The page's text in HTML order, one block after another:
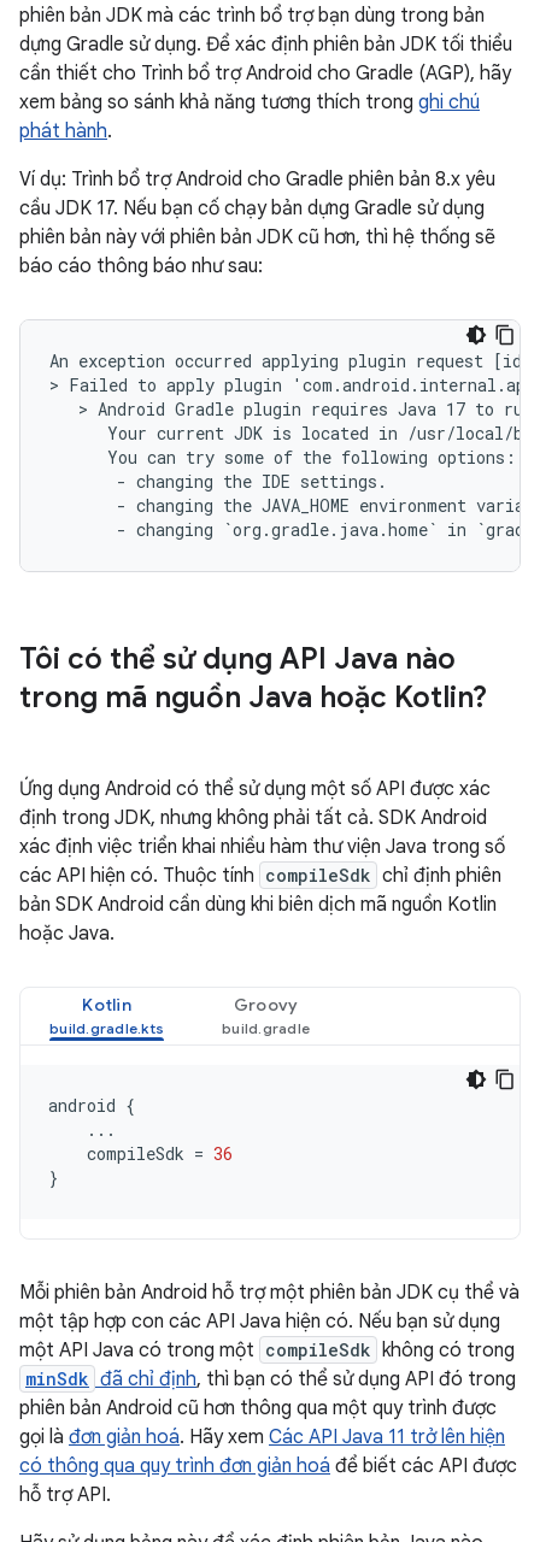
phiên bản JDK mà các trình bổ trợ bạn dùng trong bản
dựng Gradle sử dụng. Để xác định phiên bản JDK tối thiểu
cần thiết cho Trình bổ trợ Android cho Gradle (AGP), hãy
xem bảng so sánh khả năng tương thích trong ghi chú
phát hành.
Ví dụ: Trình bổ trợ Android cho Gradle phiên bản 8.x yêu
cầu JDK 17. Nếu bạn cố chạy bản dựng Gradle sử dụng
phiên bản này với phiên bản JDK cũ hơn, thì hệ thống sẽ
báo cáo thông báo như sau:
An exception occurred applying plugin request
> Failed to apply plugin
> Android Gradle plugin requires Java 17 to
Your current JDK is located in /usr/local/
      You can try some of the following options:
       - changing the IDE settings.
- changing the JAVA_HOME environment
Tôi có thể sử dụng API Java nào
trong mã nguồn Java hoặc Kotlin?
Ứng dụng Android có thể sử dụng một số API được xác
định trong JDK, nhưng không phải tất cả. SDK Android
xác định việc triển khai nhiều hàm thư viện Java trong số
các API hiện có. Thuộc tính compileSdk chỉ định phiên
bản SDK Android cần dùng khi biên dịch mã nguồn Kotlin
hoặc Java.
Kotlin Groovy
android {
...
compileSdk = 36
}
Mỗi phiên bản Android hỗ trợ một phiên bản JDK cụ thể và
một tập hợp con các API Java hiện có. Nếu bạn sử dụng
một API Java có trong một compileSdk không có trong
minSdk đã chỉ định, thì bạn có thể sử dụng API đó trong
phiên bản Android cũ hơn thông qua một quy trình được
gọi là đơn giản hoá. Hãy xem Các API Java 11 trở lên hiện
có thông qua quy trình đơn giản hoá để biết các API được
hỗ trợ API.